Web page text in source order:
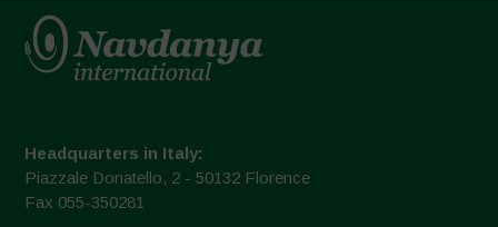
Headquarters in Italy:
Piazzale Donatello, 2 - 50132 Florence
Fax 055-350281